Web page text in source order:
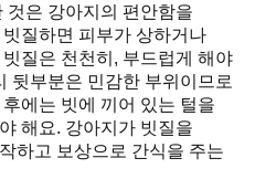
것은 강아지의 편안함을
질하면 피부가 상하거나
질은 천천히, 부드럽게 해야
뒷부분은 민감한 부위이므로
에는 빗에 끼어 있는 털을
해요. 강아지가 빗질을
하고 보상으로 간식을 주는